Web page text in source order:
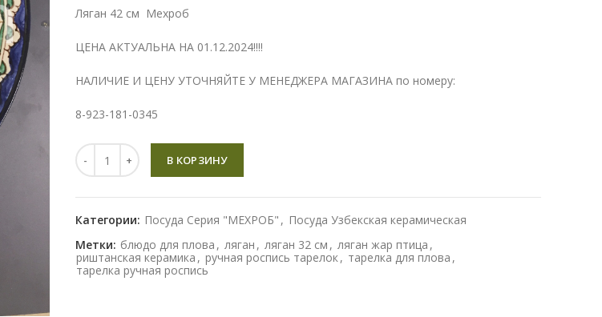
Ляган 42 см Мехроб
ЦЕНА АКТУАЛЬНА НА 01.12.2024!!!!
НАЛИЧИЕ И ЦЕНУ УТОЧНЯЙТЕ У МЕНЕДЖЕРА МАГАЗИНА по номеру:
8-923-181-0345
Количество
В КОРЗИНУ
Категории: Посуда Серия "МЕХРОБ" , Посуда Узбекская керамическая
Метки: блюдо для плова , ляган , ляган 32 см , ляган жар птица ,
риштанская керамика , ручная роспись тарелок, тарелка для плова ,
тарелка ручная роспись